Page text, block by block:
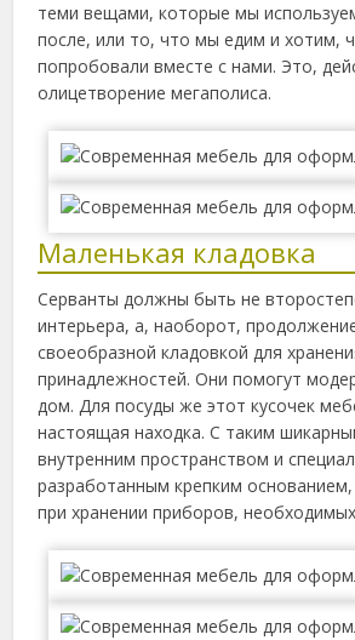
теми вещами, которые мы
после, или то, что мы едим и хотим,
попробовали вместе с нами. Это,
олицетворение мегаполиса.
Маленькая кладовка
Серванты должны быть не
интерьера, а, наоборот,
своеобразной кладовкой для
принадлежностей. Они помогут
дом. Для посуды же этот кусочек
настоящая находка. С таким
внутренним пространством и
разработанным крепким
при хранении приборов, необходимых